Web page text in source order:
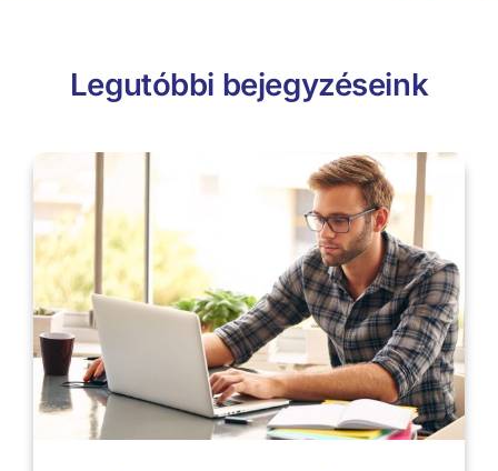
Legutóbbi bejegyzéseink